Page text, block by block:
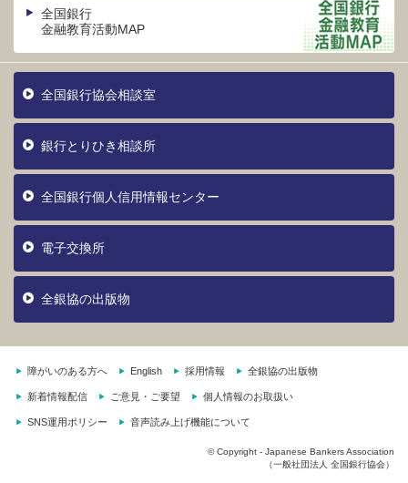
全国銀行
金融教育活動MAP
全国銀行協会相談室
銀行とりひき相談所
全国銀行個人信用情報センター
電子交換所
全銀協の出版物
障がいのある方へ English 採用情報 全銀協の出版物
新着情報配信 ご意見・ご要望 個人情報のお取扱い
SNS運用ポリシー 音声読み上げ機能について
© Copyright - Japanese Bankers Association
（一般社団法人 全国銀行協会）